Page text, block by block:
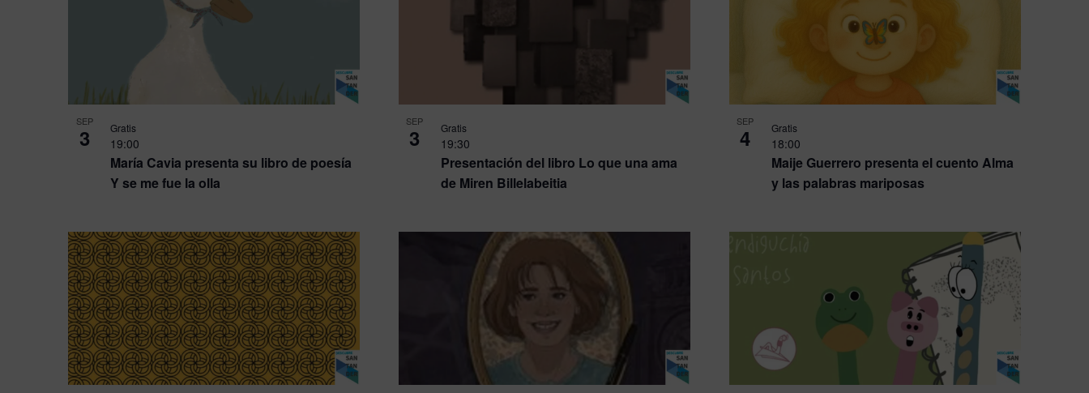
SEP
3
María Cavia presenta su libro de poesía
Y se me fue la olla
19:00
Gratis SEP
3
Presentación del libro Lo que una ama
de Miren Billelabeitia
19:30
Gratis SEP
4
Maije Guerrero presenta el cuento Alma
y las palabras mariposas
18:00
Gratis